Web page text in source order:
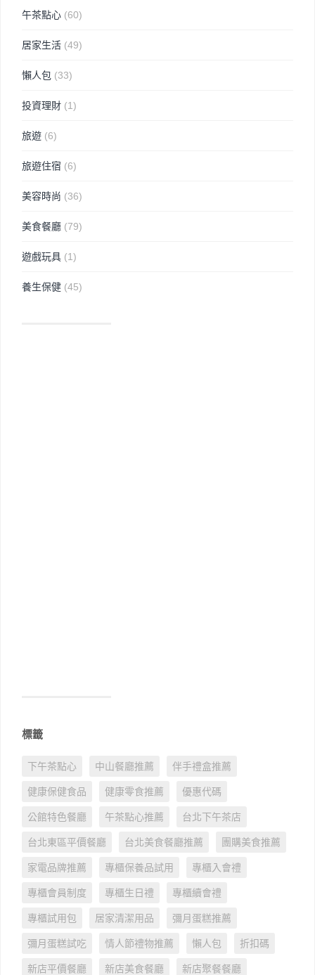
午茶點心 (60)
居家生活 (49)
懶人包 (33)
投資理財 (1)
旅遊 (6)
旅遊住宿 (6)
美容時尚 (36)
美食餐廳 (79)
遊戲玩具 (1)
養生保健 (45)
標籤
下午茶點心 中山餐廳推薦 伴手禮盒推薦
健康保健食品 健康零食推薦 優惠代碼
公館特色餐廳 午茶點心推薦 台北下午茶店
台北東區平價餐廳 台北美食餐廳推薦 團購美食推薦
家電品牌推薦 專櫃保養品試用 專櫃入會禮
專櫃會員制度 專櫃生日禮 專櫃續會禮
專櫃試用包 居家清潔用品 彌月蛋糕推薦
彌月蛋糕試吃 情人節禮物推薦 懶人包 折扣碼
新店平價餐廳 新店美食餐廳 新店聚餐餐廳